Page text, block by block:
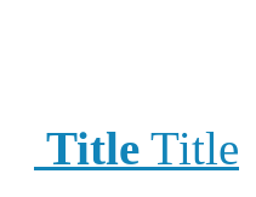
Title Title